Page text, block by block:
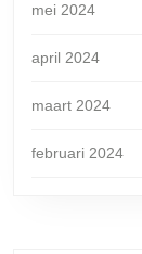
mei 2024
april 2024
maart 2024
februari 2024